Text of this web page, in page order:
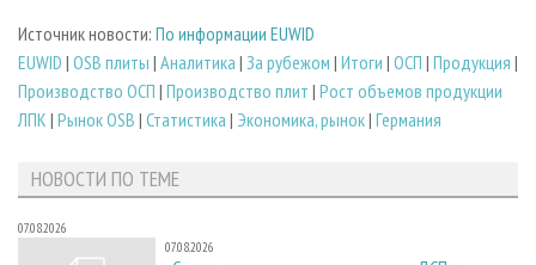
Источник новости: По информации EUWID
EUWID | OSB плиты | Аналитика | За рубежом | Итоги | ОСП | Продукция |
Производство ОСП | Производство плит | Рост объемов продукции
ЛПК | Рынок OSB | Статистика | Экономика, рынок| Германия
НОВОСТИ ПО ТЕМЕ
07.08.2026
07.08.2026